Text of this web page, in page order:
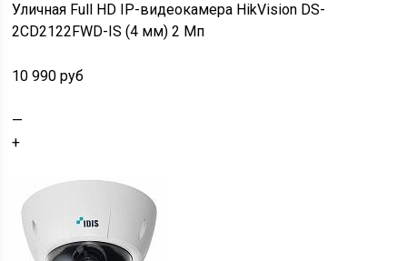
Уличная Full HD IP-видеокамера HikVision DS-
2CD2122FWD-IS (4 мм) 2 Мп
10 990 руб
—
+